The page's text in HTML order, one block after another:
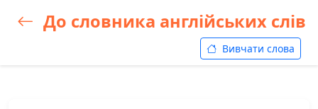
До словника англійських слів
Вивчати слова